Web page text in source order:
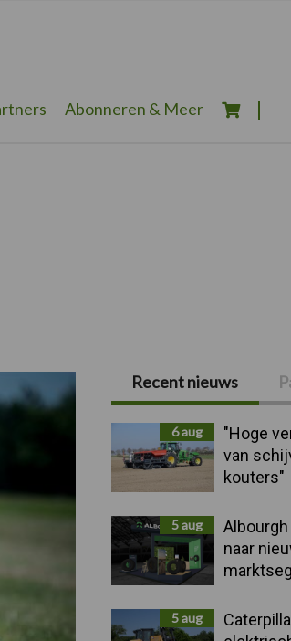
Abonneren & Meer
Primaire
Sidebar
Recent nieuws
6 aug
"Hoge
van
kouters"
5 aug
naar
5 aug